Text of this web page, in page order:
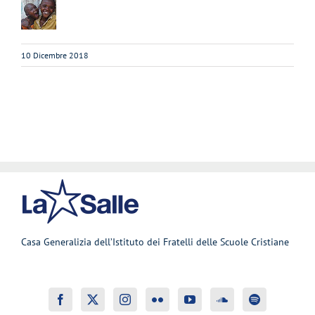
10 Dicembre 2018
Casa Generalizia dell’Istituto dei Fratelli delle Scuole Cristiane